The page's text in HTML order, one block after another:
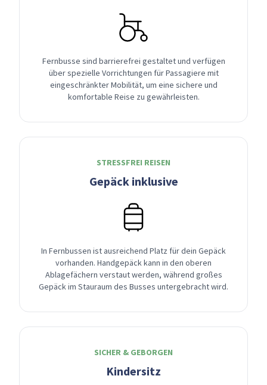
Fernbusse sind barrierefrei gestaltet und verfügen
über spezielle Vorrichtungen für Passagiere mit
eingeschränkter Mobilität, um eine sichere und
komfortable Reise zu gewährleisten.
STRESSFREI REISEN
Gepäck inklusive
In Fernbussen ist ausreichend Platz für dein Gepäck
vorhanden. Handgepäck kann in den oberen
Ablagefächern verstaut werden, während großes
Gepäck im Stauraum des Busses untergebracht wird.
SICHER & GEBORGEN
Kindersitz